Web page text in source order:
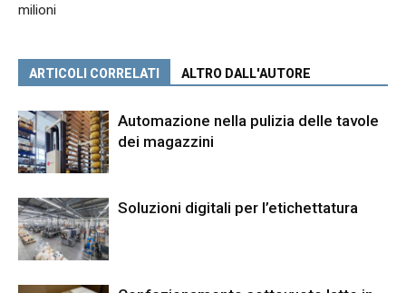
milioni
ARTICOLI CORRELATI ALTRO DALL'AUTORE
Automazione nella pulizia delle tavole
dei magazzini
Soluzioni digitali per l’etichettatura